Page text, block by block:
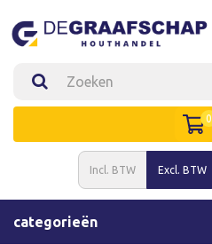
Incl. BTW Excl. BTW
0
categorieën